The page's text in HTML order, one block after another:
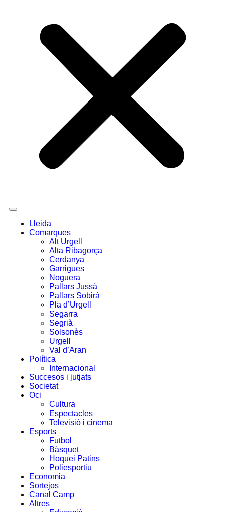
Lleida
Comarques
Alt Urgell
Alta Ribagorça
Cerdanya
Garrigues
Noguera
Pallars Jussà
Pallars Sobirà
Pla d’Urgell
Segarra
Segrià
Solsonès
Urgell
Val d’Aran
Política
Internacional
Succesos i jutjats
Societat
Oci
Cultura
Espectacles
Televisió i cinema
Esports
Futbol
Bàsquet
Hoquei Patins
Poliesportiu
Economia
Sortejos
Canal Camp
Altres